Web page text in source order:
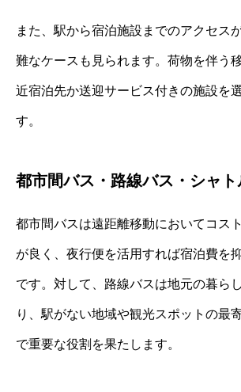
また、駅から宿泊施設までのアクセス
難なケースも見られます。荷物を伴う
近宿泊先か送迎サービス付きの施設を
す。
都市間バス・路線バス・シャ
都市間バスは遠距離移動においてコス
が良く、夜行便を活用すれば宿泊費を
です。対して、路線バスは地元の暮ら
り、駅がない地域や観光スポットの最
で重要な役割を果たします。